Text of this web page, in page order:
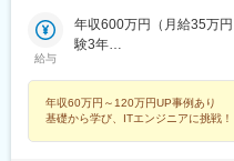
駅、西辛島町駅、市民広
麻布十番駅、大国町駅、
エリア（広島、岡山、松
のプロジェクト先◎転居を
線)、インテック本社前駅
路駅、岡山駅、八丁堀駅(
県)、東広島駅、山西駅、
府)、東山・おかでんミュ
給与
年収600万円（月給35万
験3年
PM経験10年
年収60万円～120万円UP事例あり
基礎から学び、ITエンジニアに挑戦！